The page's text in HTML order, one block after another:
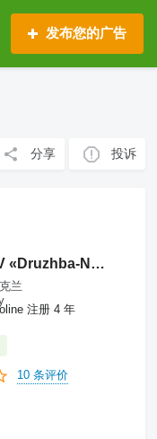
发布您的广告
分享 投诉
STOV «Druzhba-Nova»
兰
注册 4 年
10 条评价